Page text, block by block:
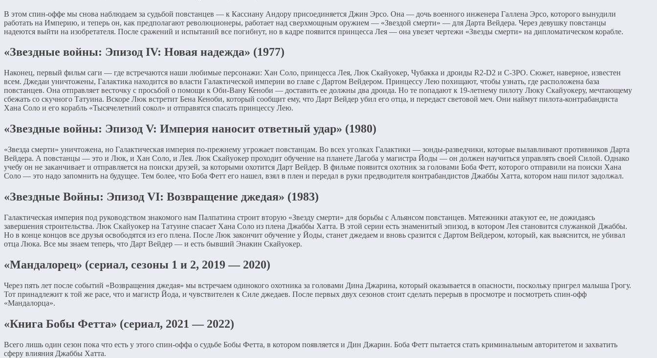
В этом спин-оффе мы снова наблюдаем за судьбой повстанцев — к Кассиану Андору присоединяется Джин Эрсо. Она — дочь военного инженера Галлена Эрсо, которого вынудили
работать на Империю, и теперь он, как предполагают революционеры, работает над сверхмощным оружием — «Звездой смерти» — для Дарта Вейдера. Через девушку повстанцы
надеются выйти на изобретателя. После сражений и испытаний все погибнут, но в кадре появится принцесса Лея — она увезет чертежи «Звезды смерти» на дипломатическом корабле.
«Звездные войны: Эпизод IV: Новая надежда» (1977)
Наконец, первый фильм саги — где встречаются наши любимые персонажи: Хан Соло, принцесса Лея, Люк Скайуокер, Чубакка и дроиды R2-D2 и C-3PO. Сюжет, наверное, известен
всем. Джедаи уничтожены, Галактика находится во власти Галактической империи во главе с Дартом Вейдером. Принцессу Лею похищают, чтобы узнать, где расположена база
повстанцев. Она отправляет весточку с просьбой о помощи к Оби-Вану Кеноби — доставить ее должны два дроида. Но те попадают к 19-летнему пилоту Люку Скайуокеру, мечтающему
сбежать со скучного Татуина. Вскоре Люк встретит Бена Кеноби, который сообщит ему, что Дарт Вейдер убил его отца, и передаст световой меч. Они наймут пилота-контрабандиста
Хана Соло и его корабль «Тысячелетний сокол» и отправятся спасать принцессу Лею.
«Звездные войны: Эпизод V: Империя наносит ответный удар» (1980)
«Звезда смерти» уничтожена, но Галактическая империя по-прежнему угрожает повстанцам. Во всех уголках Галактики — зонды-разведчики, которые вылавливают противников Дарта
Вейдера. А повстанцы — это и Люк, и Хан Соло, и Лея. Люк Скайуокер проходит обучение на планете Дагоба у магистра Йоды — он должен научиться управлять своей Силой. Однако
учебу он не заканчивает и отправляется на поиски друзей, за которыми охотится Дарт Вейдер. В фильме появится охотник за головами Боба Фетт, которого отправили на поиски Хана
Соло — это надо запомнить на будущее. Тем более, что Боба Фетт его нашел, взял в плен и передал в руки предводителя контрабандистов Джаббы Хатта, котором наш пилот задолжал.
«Звездные Войны: Эпизод VI: Возвращение джедая» (1983)
Галактическая империя под руководством знакомого нам Палпатина строит вторую «Звезду смерти» для борьбы с Альянсом повстанцев. Мятежники атакуют ее, не дожидаясь
завершения строительства. Люк Скайуокер на Татуине спасает Хана Соло из плена Джаббы Хатта. В этой серии есть знаменитый эпизод, в котором Лея становится служанкой Джаббы.
Но в конце концов все друзья освободятся из его плена. После Люк закончит обучение у Йоды, станет джедаем и вновь сразится с Дартом Вейдером, который, как выяснится, не убивал
отца Люка. Все мы знаем теперь, что Дарт Вейдер — и есть бывший Энакин Скайуокер.
«Мандалорец» (сериал, сезоны 1 и 2, 2019 — 2020)
Через пять лет после событий «Возвращения джедая» мы встречаем одинокого охотника за головами Дина Джарина, который оказывается в опасности, поскольку пригрел малыша Грогу.
Тот принадлежит к той же расе, что и магистр Йода, и чувствителен к Силе джедаев. После первых двух сезонов стоит сделать перерыв в просмотре и посмотреть спин-офф
«Мандалорца».
«Книга Бобы Фетта» (сериал, 2021 — 2022)
Всего лишь один сезон пока что есть у этого спин-оффа о судьбе Бобы Фетта, в котором появляется и Дин Джарин. Боба Фетт пытается стать криминальным авторитетом и захватить
сферу влияния Джаббы Хатта.